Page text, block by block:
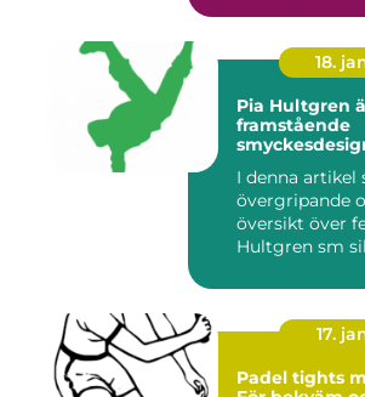
18.
Pia Hultgren
framstående
unika och
silver
I denna artikel
övergripande
översikt över
Hultgren sm
17.
Padel tights